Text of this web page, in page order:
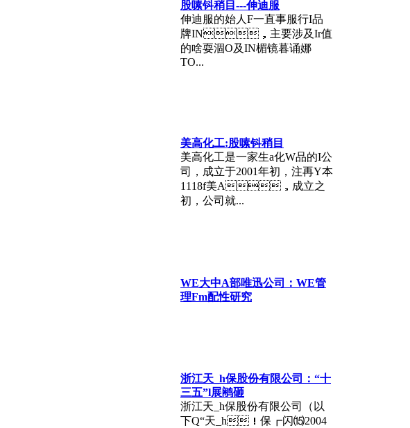
股嗉钭稍目---伸迪服
伸迪服的始人F一直事服行I品
牌IN，主要涉及Ir值
的啥耍涸O及IN楣镜暮诵娜
TO...
美高化工:股嗉钭稍目
美高化工是一家生a化W品的I公
司，成立于2001年初，注再Y本
1118f美A，成立之
初，公司就...
WE大中A部唯迅公司：WE管
理Fm配性研究
浙江天_h保股份有限公司：“十
三五”l展鹇砸
浙江天_h保股份有限公司（以
下Q“天_h！保┏闪⒂2004